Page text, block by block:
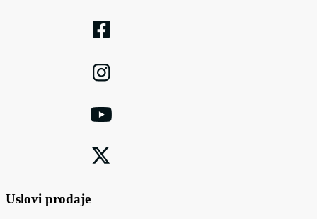
Uslovi prodaje